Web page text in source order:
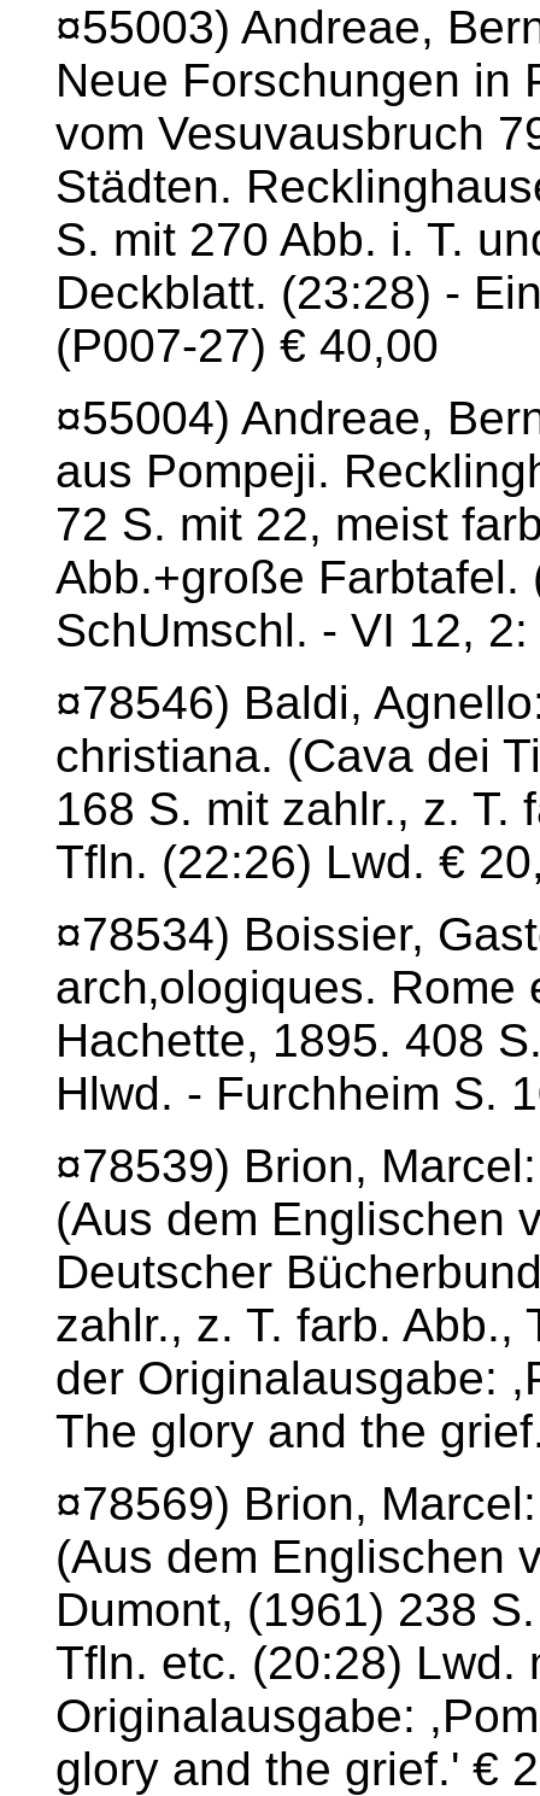
¤55003) Andreae,
Neue Forschungen in
vom Vesuvausbruch
Städten.
S. mit 270 Abb. i. T.
Deckblatt. (23:28) -
(P007-27) € 40,00
¤55004) Andreae,
aus Pompeji.
72 S. mit 22, meist
Abb.+große Farbtafel.
SchUmschl. - VI 12,
¤78546) Baldi,
christiana. (Cava dei
168 S. mit zahlr., z. T.
Tfln. (22:26) Lwd. €
¤78534) Boissier,
arch‚ologiques. Rome
Hachette, 1895. 408
Hlwd. - Furchheim S.
¤78539) Brion,
(Aus dem Englischen
Deutscher
zahlr., z. T. farb. Abb.,
der Originalausgabe:
The glory and the
¤78569) Brion,
(Aus dem Englischen
Dumont, (1961) 238
Tfln. etc. (20:28) Lwd.
Originalausgabe:
glory and the grief.' €